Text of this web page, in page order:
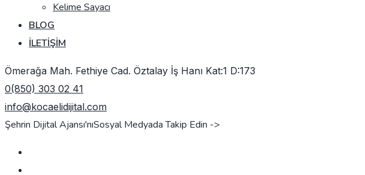
Kelime Sayacı
BLOG
İLETIŞIM
Ömerağa Mah. Fethiye Cad. Öztalay İş Hanı Kat:1 D:173
0(850) 303 02 41
info@kocaelidijital.com
Şehrin Dijital Ajansı'nıSosyal Medyada Takip Edin ->